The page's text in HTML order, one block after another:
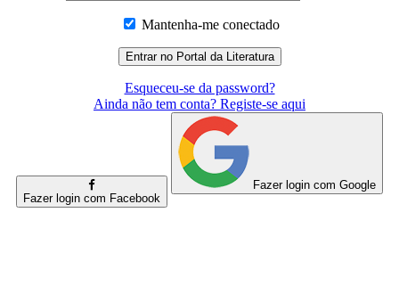
Mantenha-me conectado
Esqueceu-se da password?
Ainda não tem conta? Registe-se aqui
Fazer login com Facebook
Fazer login com Google